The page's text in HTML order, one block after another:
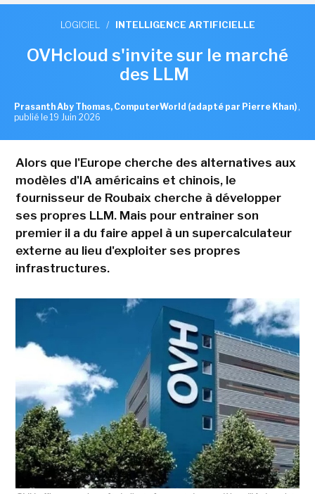
LOGICIEL / INTELLIGENCE ARTIFICIELLE
OVHcloud s'invite sur le marché
des LLM
Prasanth Aby Thomas, ComputerWorld (adapté par Pierre Khan) ,
publié le 19 Juin 2026
Alors que l'Europe cherche des alternatives aux
modèles d'IA américains et chinois, le
fournisseur de Roubaix cherche à développer
ses propres LLM. Mais pour entrainer son
premier il a du faire appel à un supercalculateur
externe au lieu d'exploiter ses propres
infrastructures.